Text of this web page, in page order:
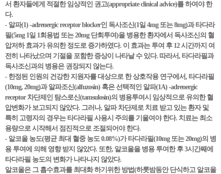
서 환자들에게 적절한 임상적인 권고(appropriate clinical advice)를 하여야 한
다.
- 알파(1) -adrenergic receptor blocker인 독사조신(1일 4mg 또는 8mg)과 타다라
필(5mg 1일 1회용법 또는 20mg 단회투여)을 병용한 환자에서 독사조신의 혈
압저하 효과가 유의한 정도로 증가하였다. 이 효과는 투여 후 12 시간까지 여
전히 나타났으며 기절을 포함한 증상이 나타날 수 있다. 따라서, 타다라필과
독사조신과의 병용은 권장되지 않는다.
- 한정된 인원의 건강한 지원자를 대상으로 한 상호작용 연구에서, 타다라필
(10mg, 20mg)과 알파조신(alfuzosin) 혹은 선택적인 알파(1A) -adrenergic
receptor 차단제인 탐스로신(tamsulosin)의 병용투여시 임상적으로 유의한 혈
압변화가 보고되지 않았다. 그러나, 알파 차단제로 치료 받고 있는 환자 및
특히 고령자의 경우는 타다라필 사용시 주의를 기울여야 한다. 치료는 최소
용량으로 시작해서 점진적으로 조절되어야 한다.
- 알코올 농도(평균 최대 혈중 농도 0.08%)가 타다라필(10mg 또는 20mg)의 병
용 투여에 의해 영향 받지 않았다. 또한, 알코올을 병용 투여한 후 3시간째에
타다라필 농도의 변화가 나타나지 않았다.
알코올은 그 흡수효과를 최대화 하기위한 방법(하룻밤동안 단식하고 알코올